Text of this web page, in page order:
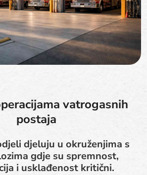
vatrogasnih
postaja
djeluju u okruženjima s
gdje su spremnost,
i usklađenost kritični.